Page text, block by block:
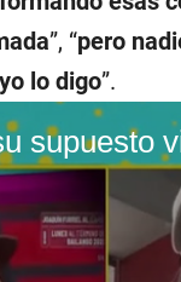
”, “pero
lo digo”.